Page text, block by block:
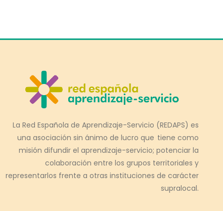
La Red Española de Aprendizaje-Servicio (REDAPS) es
una asociación sin ánimo de lucro que tiene como
misión difundir el aprendizaje-servicio; potenciar la
colaboración entre los grupos territoriales y
representarlos frente a otras instituciones de carácter
supralocal.